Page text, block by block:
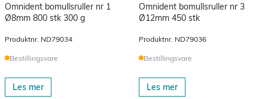
Omnident bomullsruller nr 1
Ø8mm 800 stk 300 g
Produktnr. ND79034
Bestillingsvare
Les mer
Omnident bomullsruller nr 3
Ø12mm 450 stk
Produktnr. ND79036
Bestillingsvare
Les mer